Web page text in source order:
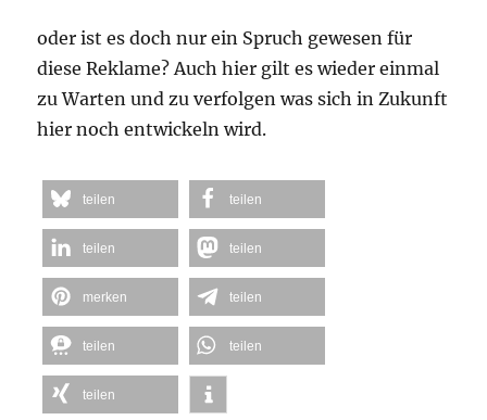
oder ist es doch nur ein Spruch gewesen für
diese Reklame? Auch hier gilt es wieder einmal
zu Warten und zu verfolgen was sich in Zukunft
hier noch entwickeln wird.
teilen teilen
teilen teilen
merken teilen
teilen teilen
teilen